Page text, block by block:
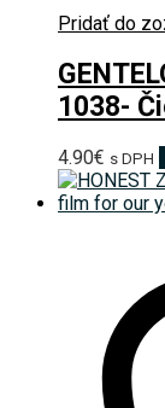
Pridať do
1038-
4.90€ s DPH